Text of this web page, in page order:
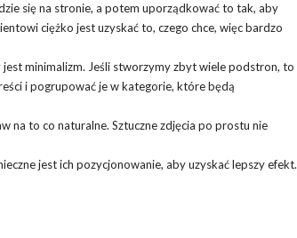
się na stronie, a potem uporządkować to tak, aby
ciężko jest uzyskać to, czego chce, więc bardzo
minimalizm. Jeśli stworzymy zbyt wiele podstron, to
i pogrupować je w kategorie, które będą
na to co naturalne. Sztuczne zdjęcia po prostu nie
jest ich pozycjonowanie, aby uzyskać lepszy efekt.